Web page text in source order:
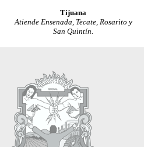
Tijuana
Atiende Ensenada, Tecate, Rosarito y
San Quintín.